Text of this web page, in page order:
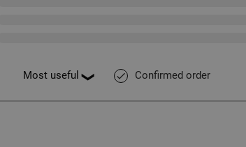
done Confirmed order